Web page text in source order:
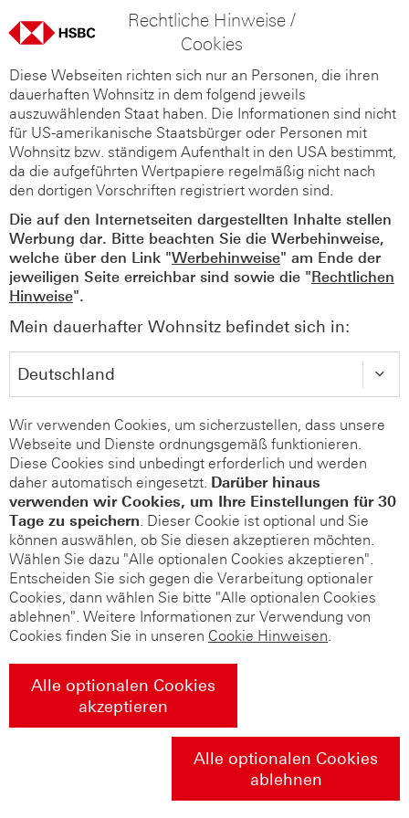
Rechtliche Hinweise /
Cookies
Diese Webseiten richten sich nur an Personen, die ihren
dauerhaften Wohnsitz in dem folgend jeweils
auszuwählenden Staat haben. Die Informationen sind nicht
für US-amerikanische Staatsbürger oder Personen mit
Wohnsitz bzw. ständigem Aufenthalt in den USA bestimmt,
da die aufgeführten Wertpapiere regelmäßig nicht nach
den dortigen Vorschriften registriert worden sind.
Die auf den Internetseiten dargestellten Inhalte stellen
Werbung dar. Bitte beachten Sie die Werbehinweise,
welche über den Link "Werbehinweise" am Ende der
jeweiligen Seite erreichbar sind sowie die "Rechtlichen
Hinweise".
Mein dauerhafter Wohnsitz befindet sich in:
Wir verwenden Cookies, um sicherzustellen, dass unsere
Webseite und Dienste ordnungsgemäß funktionieren.
Diese Cookies sind unbedingt erforderlich und werden
daher automatisch eingesetzt. Darüber hinaus
verwenden wir Cookies, um Ihre Einstellungen für 30
Tage zu speichern. Dieser Cookie ist optional und Sie
können auswählen, ob Sie diesen akzeptieren möchten.
Wählen Sie dazu "Alle optionalen Cookies akzeptieren".
Entscheiden Sie sich gegen die Verarbeitung optionaler
Cookies, dann wählen Sie bitte "Alle optionalen Cookies
ablehnen". Weitere Informationen zur Verwendung von
Cookies finden Sie in unseren Cookie Hinweisen.
Alle optionalen Cookies
akzeptieren
Alle optionalen Cookies
ablehnen